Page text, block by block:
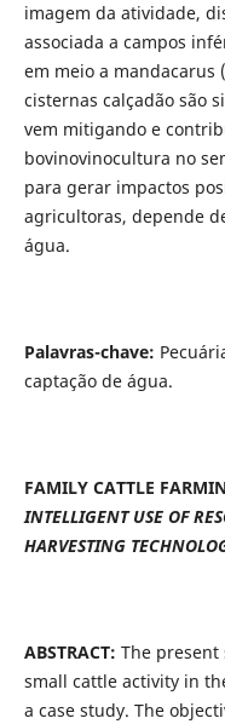
imagem da atividade,
associada a campos
em meio a mandacarus (
cisternas calçadão são
vem mitigando e
bovinovinocultura no
para gerar impactos
agricultoras, depende
água.
Palavras-chave:
captação de água.
FAMILY CATTLE
INTELLIGENT USE OF
HARVESTING
ABSTRACT: The present
small cattle activity in
a case study. The